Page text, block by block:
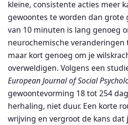
kleine, consistente acties meer
gewoontes te worden dan grote
van 10 minuten is lang genoeg
neurochemische veranderingen
maar kort genoeg om je
overweldigen. Volgens een
European Journal of Social
gewoontevorming 18 tot 254
herhaling, niet duur. Een korte
wrijving en vergroot de kans dat